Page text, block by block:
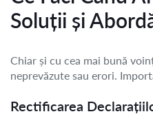
Soluții și
Chiar și cu cea mai bună
neprevăzute sau erori.
Rectificarea